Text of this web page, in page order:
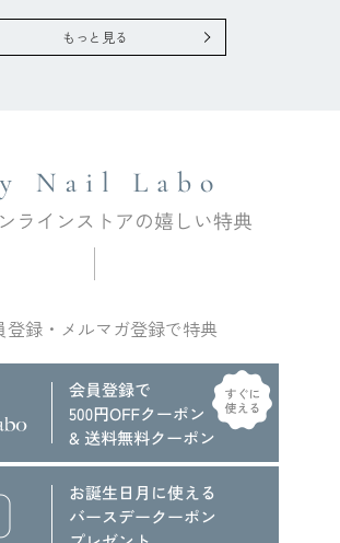
もっと見る
登録・メルマガ登録で特典